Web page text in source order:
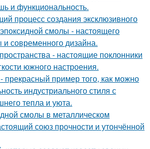
и функциональность.
процесс создания эксклюзивного
смолы - настоящего
современного дизайна.
- настоящие поклонники
южного настроения.
прекрасный пример того, как можно
индустриального стиля с
тепла и уюта.
смолы в металлическом
союз прочности и утончённой